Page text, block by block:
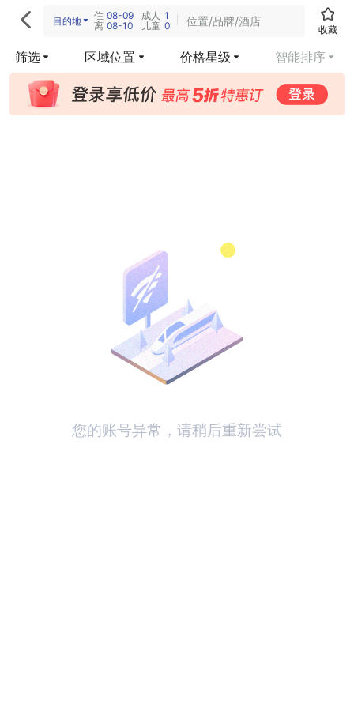
 目的地 住 08-09
离 08-10
成人 1
儿童 0 位置/品牌/酒店
收藏
筛选 区域位置 价格星级 智能排序
您的账号异常，请稍后重新尝试